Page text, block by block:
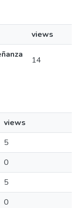
views
14
views
5
0
5
0